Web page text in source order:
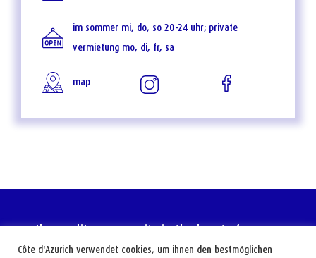
im sommer mi, do, so 20-24 uhr; private
vermietung mo, di, fr, sa
map
Côte d'Azurich verwendet cookies, um ihnen den bestmöglichen